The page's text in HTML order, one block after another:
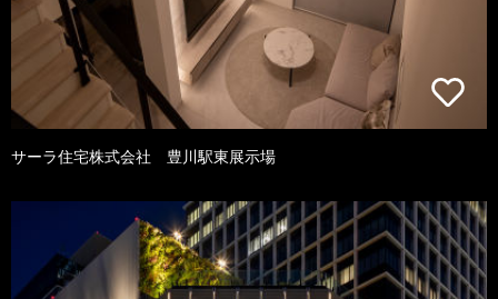
サーラ住宅株式会社 豊川駅東展示場